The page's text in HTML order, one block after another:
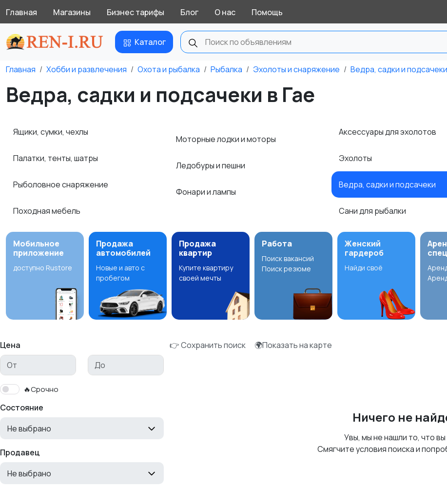
Главная Магазины Бизнес тарифы Блог О нас Помощь
Каталог
Главная Хобби и развлечения Охота и рыбалка Рыбалка Эхолоты и снаряжение Ведра, садки и подсачеки
Ведра, садки и подсачеки в Гае
Ящики, сумки, чехлы
Палатки, тенты, шатры
Рыболовное снаряжение
Походная мебель
Моторные лодки и моторы
Ледобуры и пешни
Фонари и лампы
Аксессуары для эхолотов
Эхолоты
Ведра, садки и подсачеки
Сани для рыбалки
Мобильное
приложение
доступно Rustore
Продажа
автомобилей
Новые и авто с
пробегом
Продажа
квартир
Купите квартиру
своей мечты
Работа
Поиск вакансий
Поиск резюме
Женский
гардероб
Найди своё
Цена
🔥Срочно
Состояние
Не выбрано
Продавец
Не выбрано
👉 Сохранить поиск 🌍Показать на карте
Ничего не
Увы, мы не нашли то, что вы
Смягчите условия поиска и